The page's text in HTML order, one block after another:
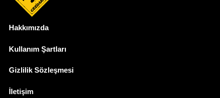
Hakkımızda
Kullanım Şartları
Gizlilik Sözleşmesi
İletişim